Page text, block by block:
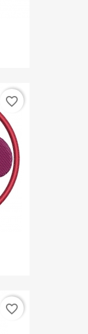
favorite_border
favorite_border